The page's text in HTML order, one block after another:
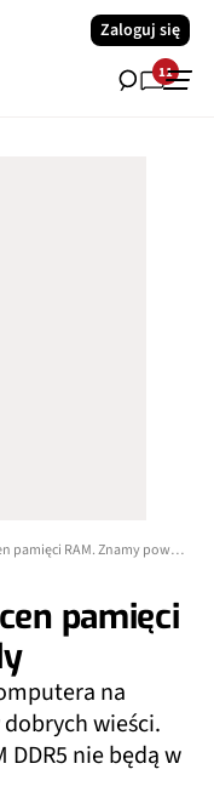
Zaloguj się
11
Koniec z obniżkami cen pamięci RAM. Znamy powody
pamięci
na
wieści.
DDR5 nie będą w